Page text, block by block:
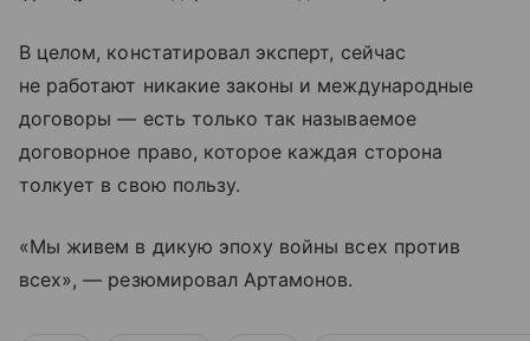
В целом, констатировал эксперт, сейчас
не работают никакие законы и международные
договоры — есть только так называемое
договорное право, которое каждая сторона
толкует в свою пользу.
«Мы живем в дикую эпоху войны всех против
всех», — резюмировал Артамонов.